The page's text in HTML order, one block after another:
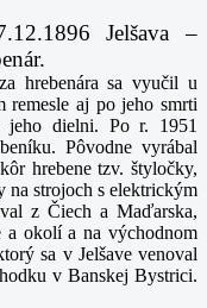
Jelšava –
hrebenára sa vyučil u
remesle aj po jeho smrti
jeho dielni. Po r. 1951
Pôvodne vyrábal
hrebene tzv. štyločky,
na strojoch s elektrickým
z Čiech a Maďarska,
a okolí a na východnom
sa v Jelšave venoval
v Banskej Bystrici.